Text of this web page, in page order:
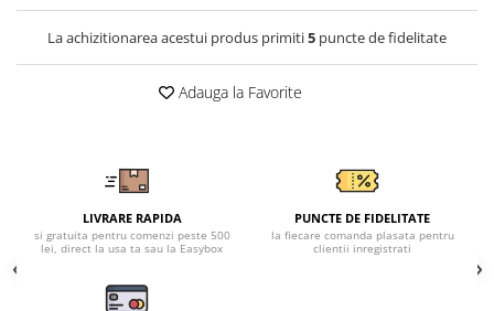
Pantaloni impermeabili
Pelerine de ploaie
Veste de lucru
Industria alimentara
Sorturi impermeabile
Pantaloni de lucru in talie
Pentru sudura
Jachete pentru sudura
La achizitionarea acestui produs primiti5 puncte de fidelitate
Adauga la Favorite
LIVRARE RAPIDA
si gratuita pentru comenzi peste 500
lei, direct la usa ta sau la Easybox
PUNCTE DE FIDELITATE
la fiecare comanda plasata pentru
clientii inregistrati